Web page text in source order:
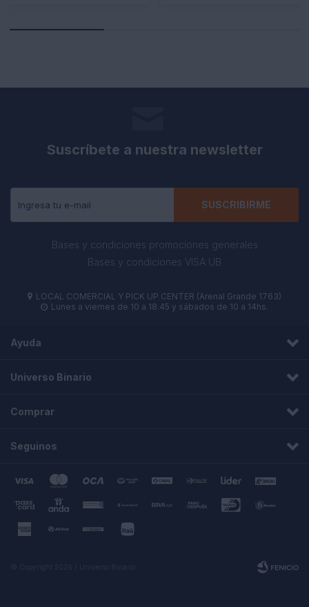
Suscríbete a nuestra newsletter
SUSCRIBIRME
Bases y condiciones promociones generales
Bases y condiciones VISA UB
 LOCAL COMERCIAL Y PICK UP CENTER (Arenal Grande 1763)
 Lunes a viernes de 10 a 18.45 y sábados de 10 a 14hs.
Ayuda
Universo Binario
Comprar
Seguinos